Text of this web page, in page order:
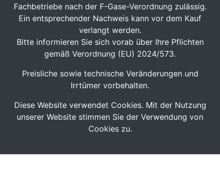
Fachbetriebe nach der F-Gase-Verordnung zulässig.
Ein entsprechender Nachweis kann vor dem Kauf
verlangt werden.
Bitte informieren Sie sich vorab über Ihre Pflichten
gemäß Verordnung (EU) 2024/573.
Preisliche sowie technische Veränderungen und
Irrtümer vorbehalten.
Diese Website verwendet Cookies. Mit der Nutzung
unserer Website stimmen Sie der Verwendung von
Cookies zu.